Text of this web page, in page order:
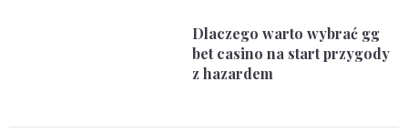
Dlaczego warto wybrać gg
bet casino na start przygody
z hazardem